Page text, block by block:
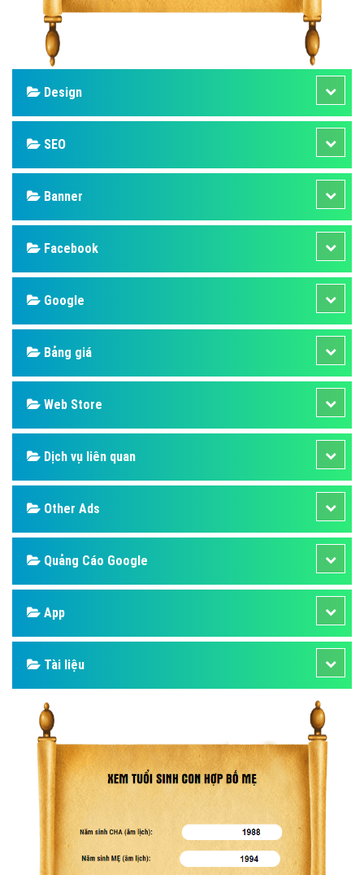
Design
SEO
Banner
Facebook
Google
Bảng giá
Web Store
Dịch vụ liên quan
Other Ads
Quảng Cáo Google
App
Tài liệu